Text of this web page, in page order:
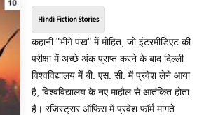
Hindi Fiction Stories
कहानी "भीगे पंख" में मोहित, जो इंटरमीडिएट की
परीक्षा में अच्छे अंक प्राप्त करने के बाद दिल्ली
विश्वविद्यालय में बी. एस. सी. में प्रवेश लेने आया
है, विश्वविद्यालय के नए माहौल से आतंकित होता
है। रजिस्ट्रार ऑफिस में प्रवेश फॉर्म मांगते